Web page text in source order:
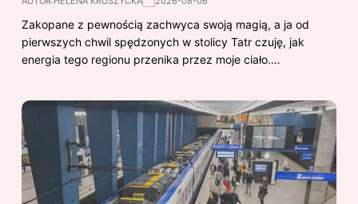
Zakopane z pewnością zachwyca swoją magią, a ja od
pierwszych chwil spędzonych w stolicy Tatr czuję, jak
energia tego regionu przenika przez moje ciało.…